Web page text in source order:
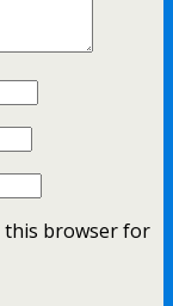
this browser for